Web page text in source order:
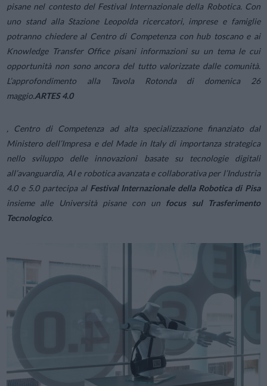
pisane nel contesto del Festival Internazionale della Robotica. Con
uno stand alla Stazione Leopolda ricercatori, imprese e famiglie
potranno chiedere al Centro di Competenza con hub toscano e ai
Knowledge Transfer Office pisani informazioni su un tema le cui
opportunità non sono ancora del tutto valorizzate dalle comunità.
L’approfondimento alla Tavola Rotonda di domenica 26
maggio.ARTES 4.0
, Centro di Competenza ad alta specializzazione finanziato dal
Ministero dell’Impresa e del Made in Italy di importanza strategica
nello sviluppo delle innovazioni basate su tecnologie digitali
all’avanguardia, AI e robotica avanzata e collaborativa per l’Industria
4.0 e 5.0 partecipa al Festival Internazionale della Robotica di Pisa
insieme alle Università pisane con un focus sul Trasferimento
Tecnologico.